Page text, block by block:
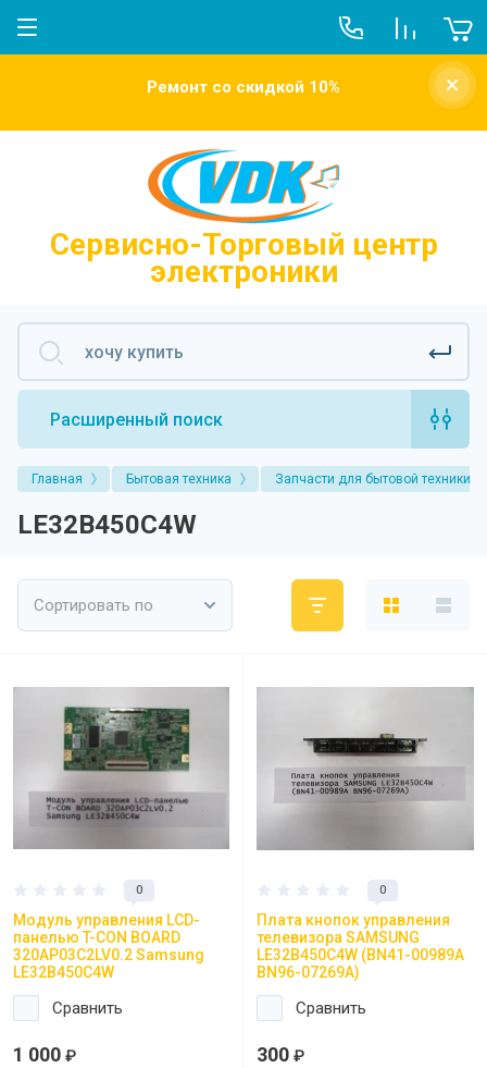
О компании
Новости
Напишите нам
Ремонт со скидкой 10%
Сервисно-Торговый центр
электроники
Расширенный поиск
Главная Бытовая техника Запчасти для бытовой техники
LE32B450C4W
Сортировать по
0
Модуль управления LCD-
панелью T-CON BOARD
320AP03C2LV0.2 Samsung
LE32B450C4W
Сравнить
1 000 ₽
0
Плата кнопок управления
телевизора SAMSUNG
LE32B450C4W (BN41-00989A
BN96-07269A)
Сравнить
300 ₽